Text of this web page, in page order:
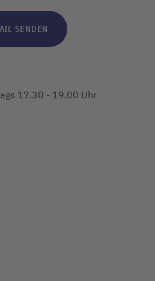
SENDEN
17.30 - 19.00 Uhr